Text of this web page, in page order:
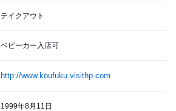
テイクアウト
ベビーカー入店可
http://www.koufuku.visithp.com
1999年8月11日